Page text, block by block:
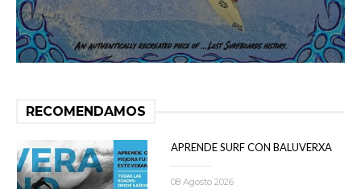
RECOMENDAMOS
APRENDE SURF CON BALUVERXA
08 Agosto 2026